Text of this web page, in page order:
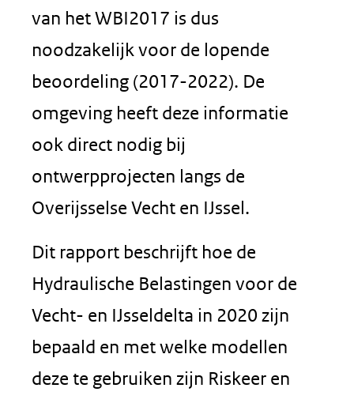
van het WBI2017 is dus
noodzakelijk voor de lopende
beoordeling (2017-2022). De
omgeving heeft deze informatie
ook direct nodig bij
ontwerpprojecten langs de
Overijsselse Vecht en IJssel.
Dit rapport beschrijft hoe de
Hydraulische Belastingen voor de
Vecht- en IJsseldelta in 2020 zijn
bepaald en met welke modellen
deze te gebruiken zijn Riskeer en